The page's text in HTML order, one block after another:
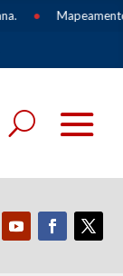
Mapeamento dos